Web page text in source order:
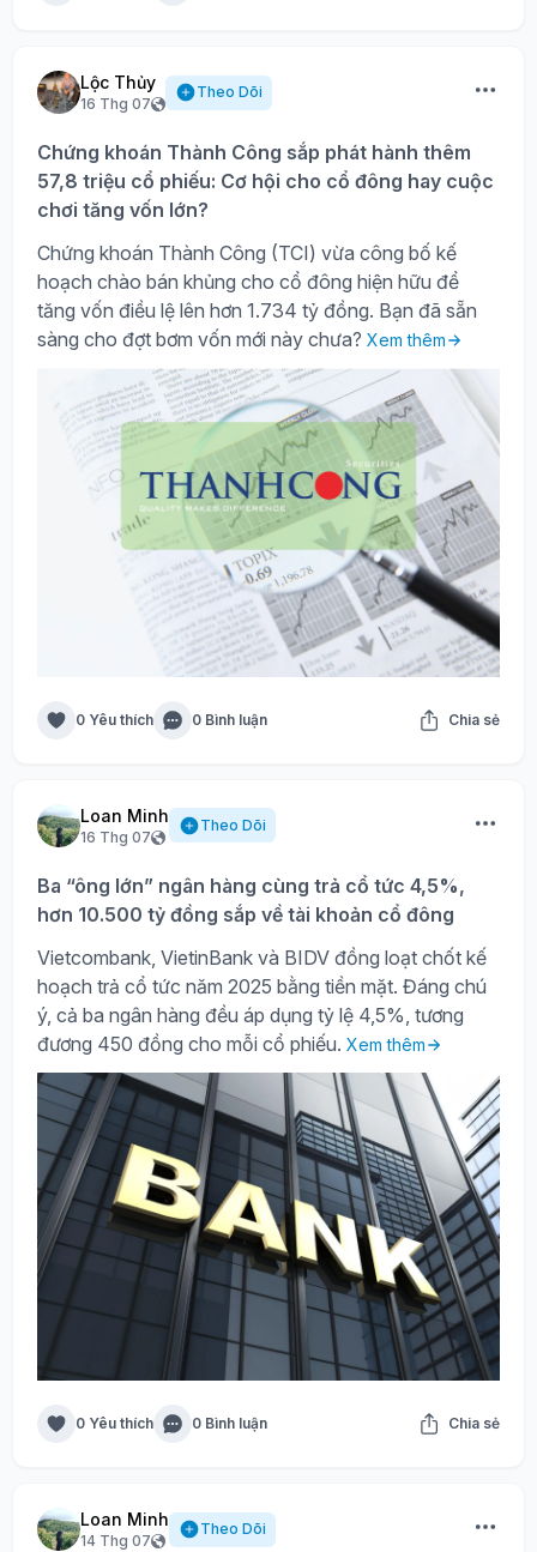
Lộc Thủy
16 Thg 07
Theo Dõi
Chứng khoán Thành Công sắp phát hành thêm
57,8 triệu cổ phiếu: Cơ hội cho cổ đông hay cuộc
chơi tăng vốn lớn?
Chứng khoán Thành Công (TCI) vừa công bố kế
hoạch chào bán khủng cho cổ đông hiện hữu để
tăng vốn điều lệ lên hơn 1.734 tỷ đồng. Bạn đã sẵn
sàng cho đợt bơm vốn mới này chưa? Xem thêm
0 Yêu thích 0 Bình luận Chia sẻ
Loan Minh
16 Thg 07
Theo Dõi
Ba “ông lớn” ngân hàng cùng trả cổ tức 4,5%,
hơn 10.500 tỷ đồng sắp về tài khoản cổ đông
Vietcombank, VietinBank và BIDV đồng loạt chốt kế
hoạch trả cổ tức năm 2025 bằng tiền mặt. Đáng chú
ý, cả ba ngân hàng đều áp dụng tỷ lệ 4,5%, tương
đương 450 đồng cho mỗi cổ phiếu. Xem thêm
0 Yêu thích 0 Bình luận Chia sẻ
Loan Minh
14 Thg 07
Theo Dõi